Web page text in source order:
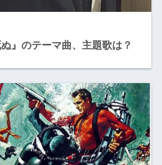
』のテーマ曲、主題歌は？